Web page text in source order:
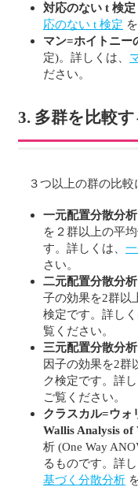
対応のない t 検定
応のない t 検定
マン=ホイトニー
定)。詳しくは、
ださい。
3. 多群を比較す
３つ以上の群の比較
一元配置分散分
を２群以上の平
す。詳しくは、
さい。
二元配置分散分
子の効果を2群以
検定です。詳しく
覧ください。
三元配置分散分
因子の効果を2群
ク検定です。詳し
ご覧ください。
クラスカル=ウォ
Wallis Analysis of
析 (One Way
るものです。詳し
基づく分散分析